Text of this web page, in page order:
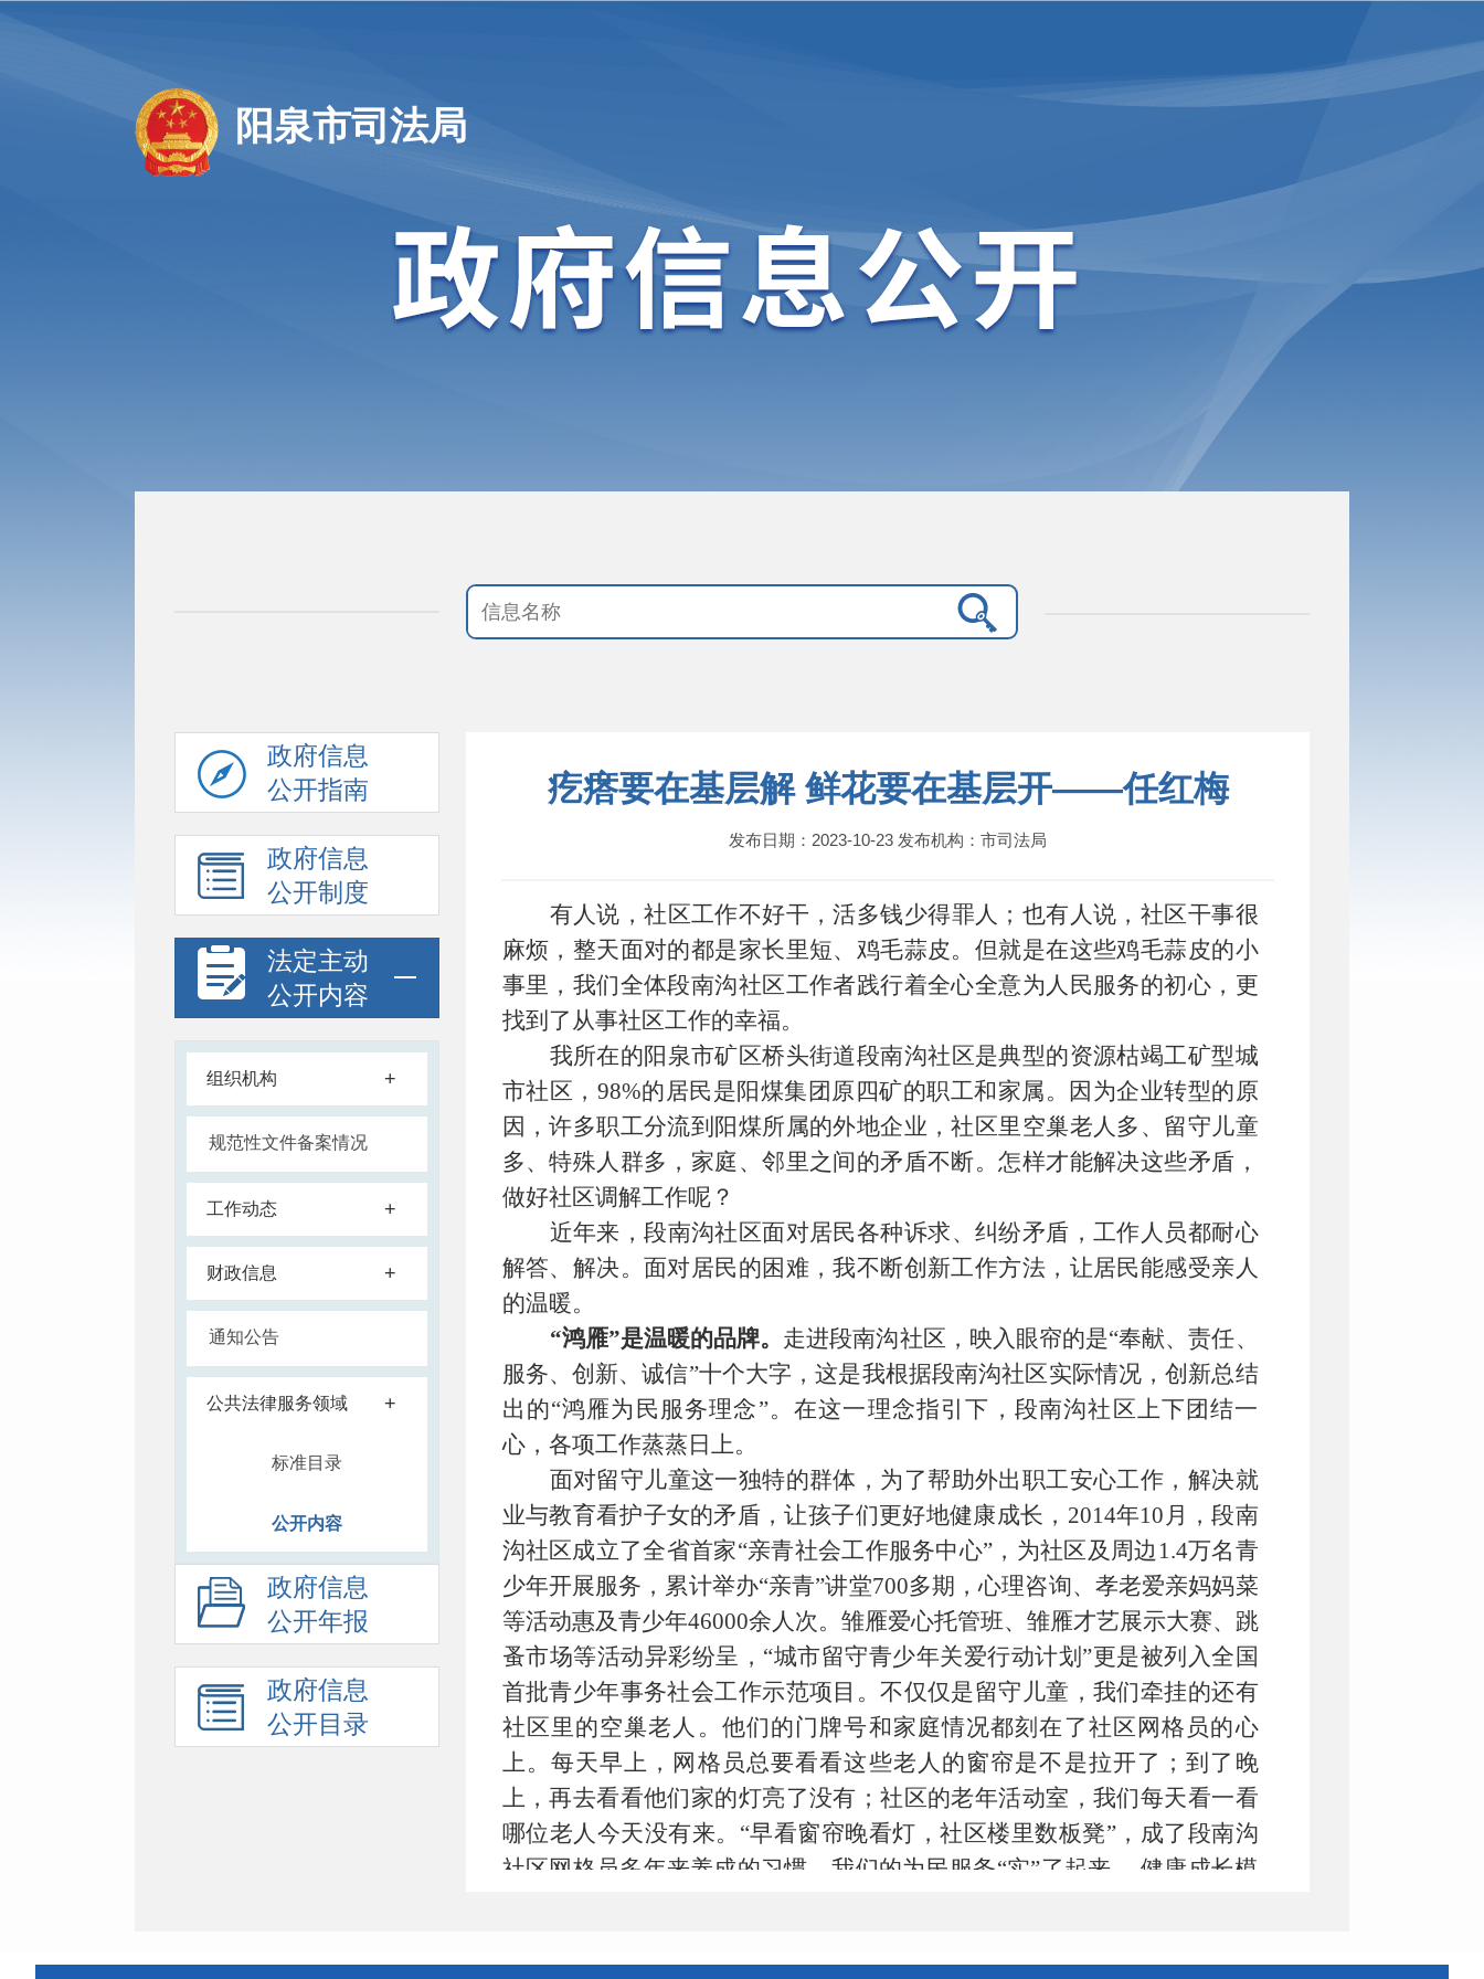
阳泉市司法局
政府信息
公开指南
政府信息
公开制度
法定主动
公开内容
组织机构 +
规范性文件备案情况
工作动态 +
财政信息 +
通知公告
公共法律服务领域 +
标准目录
公开内容
政府信息
公开年报
政府信息
公开目录
疙瘩要在基层解 鲜花要在基层开——任红梅
发布日期：2023-10-23 发布机构：市司法局
有人说，社区工作不好干，活多钱少得罪人；也有人说，社区干事很
麻烦，整天面对的都是家长里短、鸡毛蒜皮。但就是在这些鸡毛蒜皮的小
事里，我们全体段南沟社区工作者践行着全心全意为人民服务的初心，更
找到了从事社区工作的幸福。
我所在的阳泉市矿区桥头街道段南沟社区是典型的资源枯竭工矿型城
市社区，98%的居民是阳煤集团原四矿的职工和家属。因为企业转型的原
因，许多职工分流到阳煤所属的外地企业，社区里空巢老人多、留守儿童
多、特殊人群多，家庭、邻里之间的矛盾不断。怎样才能解决这些矛盾，
做好社区调解工作呢？
近年来，段南沟社区面对居民各种诉求、纠纷矛盾，工作人员都耐心
解答、解决。面对居民的困难，我不断创新工作方法，让居民能感受亲人
的温暖。
“鸿雁”是温暖的品牌。 走进段南沟社区，映入眼帘的是“奉献、责任、
服务、创新、诚信”十个大字，这是我根据段南沟社区实际情况，创新总结
出的“鸿雁为民服务理念”。在这一理念指引下，段南沟社区上下团结一
心，各项工作蒸蒸日上。
面对留守儿童这一独特的群体，为了帮助外出职工安心工作，解决就
业与教育看护子女的矛盾，让孩子们更好地健康成长，2014年10月，段南
沟社区成立了全省首家“亲青社会工作服务中心”，为社区及周边1.4万名青
少年开展服务，累计举办“亲青”讲堂700多期，心理咨询、孝老爱亲妈妈菜
等活动惠及青少年46000余人次。雏雁爱心托管班、雏雁才艺展示大赛、跳
蚤市场等活动异彩纷呈，“城市留守青少年关爱行动计划”更是被列入全国
首批青少年事务社会工作示范项目。不仅仅是留守儿童，我们牵挂的还有
社区里的空巢老人。他们的门牌号和家庭情况都刻在了社区网格员的心
上。每天早上，网格员总要看看这些老人的窗帘是不是拉开了；到了晚
上，再去看看他们家的灯亮了没有；社区的老年活动室，我们每天看一看
哪位老人今天没有来。“早看窗帘晚看灯，社区楼里数板凳”，成了段南沟
社区网格员多年来养成的习惯。我们的为民服务“实”了起来， 健康成长模